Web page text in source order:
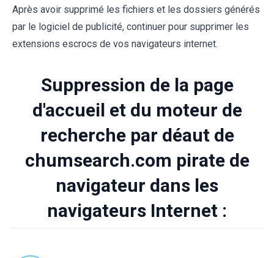
Après avoir supprimé les fichiers et les dossiers générés
par le logiciel de publicité, continuer pour supprimer les
extensions escrocs de vos navigateurs internet.
Suppression de la page
d'accueil et du moteur de
recherche par déaut de
chumsearch.com pirate de
navigateur dans les
navigateurs Internet :